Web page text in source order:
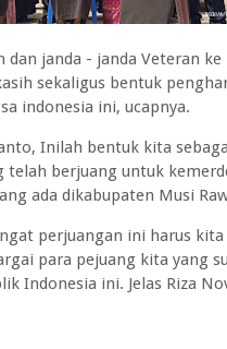
janda - janda Veteran ke
sekaligus bentuk
indonesia ini, ucapnya.
Inilah bentuk kita
berjuang untuk
ada dikabupaten Musi
perjuangan ini harus
para pejuang kita yang
Indonesia ini. Jelas Riza